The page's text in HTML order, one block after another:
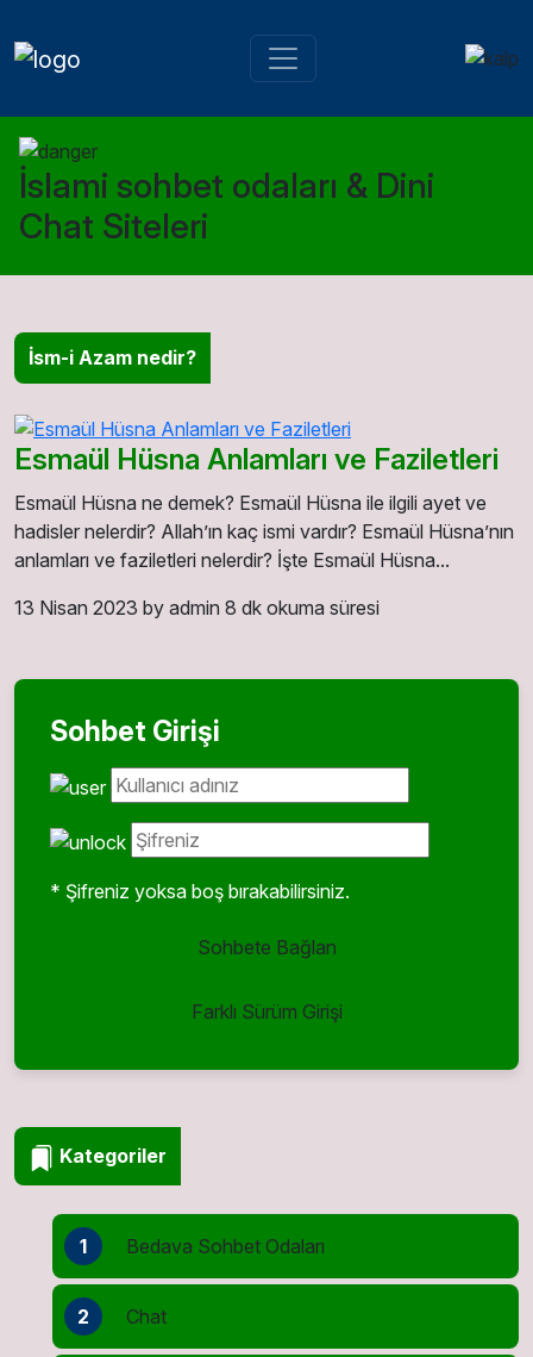
İslami sohbet odaları & Dini
Chat Siteleri
İsm-i Azam nedir?
Esmaül Hüsna Anlamları ve Faziletleri
Esmaül Hüsna ne demek? Esmaül Hüsna ile ilgili ayet ve
hadisler nelerdir? Allah’ın kaç ismi vardır? Esmaül Hüsna’nın
anlamları ve faziletleri nelerdir? İşte Esmaül Hüsna...
13 Nisan 2023 by admin 8 dk okuma süresi
Sohbet Girişi
* Şifreniz yoksa boş bırakabilirsiniz.
Sohbete Bağlan
Farklı Sürüm Girişi
Kategoriler
1 Bedava Sohbet Odaları
2 Chat